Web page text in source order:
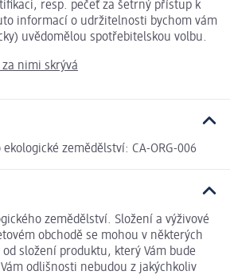
resp. pečeť za šetrný přístup k
informací o udržitelnosti bychom vám
uvědomělou spotřebitelskou volbu.
za nimi skrývá
zemědělství: CA-ORG-006
zemědělství. Složení a výživové
obchodě se mohou v některých
složení produktu, který Vám bude
odlišnosti nebudou z jakýchkoliv